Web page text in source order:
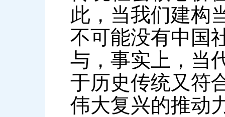
此，当我们建构
不可能没有中国
与，事实上，当
于历史传统又符
伟大复兴的推动